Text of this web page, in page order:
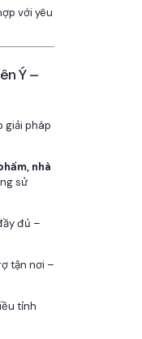
với yêu
Ý –
giải pháp
nhà
sử
đủ –
tận nơi –
tỉnh